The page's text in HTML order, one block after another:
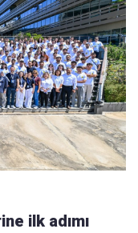
ilk adımı